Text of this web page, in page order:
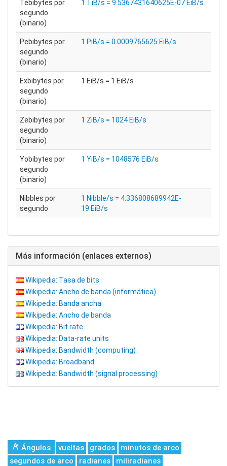
Tebibytes por
segundo
(binario)
1 TiB/s = 9.5367431640625E-07 EiB/s
Pebibytes por
segundo
(binario)
1 PiB/s = 0.0009765625 EiB/s
Exbibytes por
segundo
(binario)
1 EiB/s = 1 EiB/s
Zebibytes por
segundo
(binario)
1 ZiB/s = 1024 EiB/s
Yobibytes por
segundo
(binario)
1 YiB/s = 1048576 EiB/s
Nibbles por
segundo
1 Nibble/s = 4.336808689942E-
19 EiB/s
Más información (enlaces externos)
Wikipedia: Tasa de bits
Wikipedia: Ancho de banda (informática)
Wikipedia: Banda ancha
Wikipedia: Ancho de banda
Wikipedia: Bit rate
Wikipedia: Data-rate units
Wikipedia: Bandwidth (computing)
Wikipedia: Broadband
Wikipedia: Bandwidth (signal processing)
Ángulos vueltas grados
minutos de arco
segundos de arco
radianes
miliradianes